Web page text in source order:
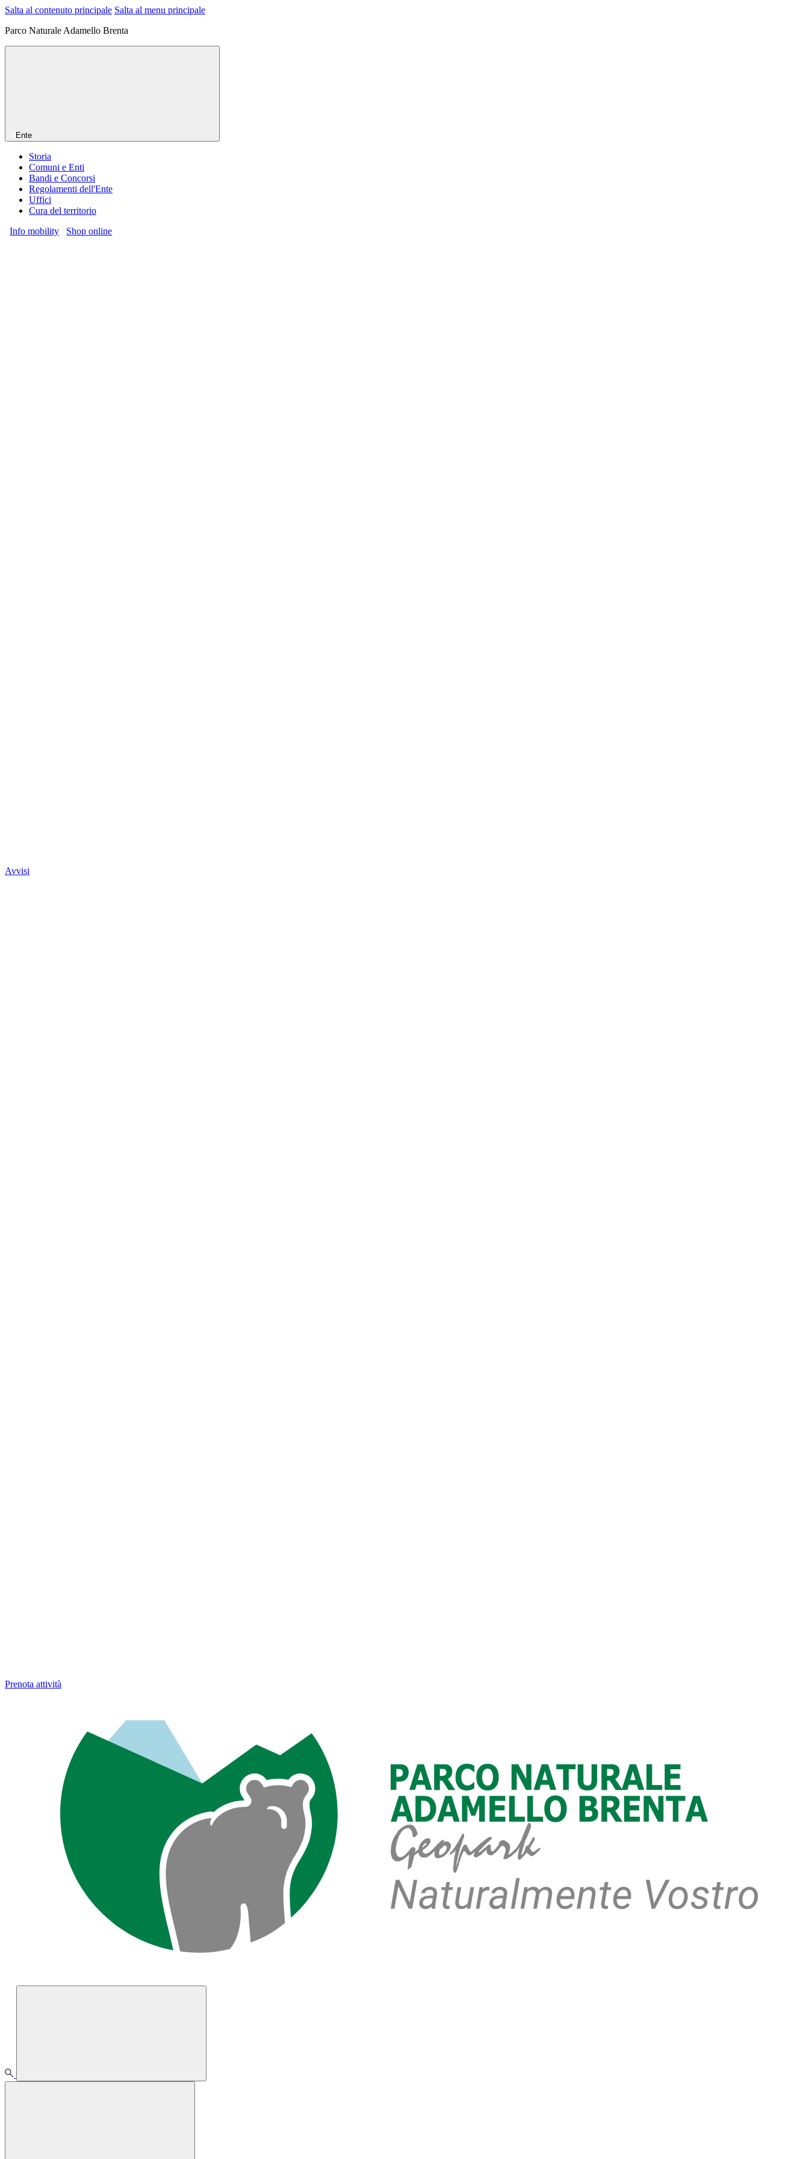
Salta al contenuto principale Salta al menu principale
Parco Naturale Adamello Brenta
Ente
Storia
Comuni e Enti
Bandi e Concorsi
Regolamenti dell'Ente
Uffici
Cura del territorio
Info mobility
Shop online
Avvisi
Prenota attività